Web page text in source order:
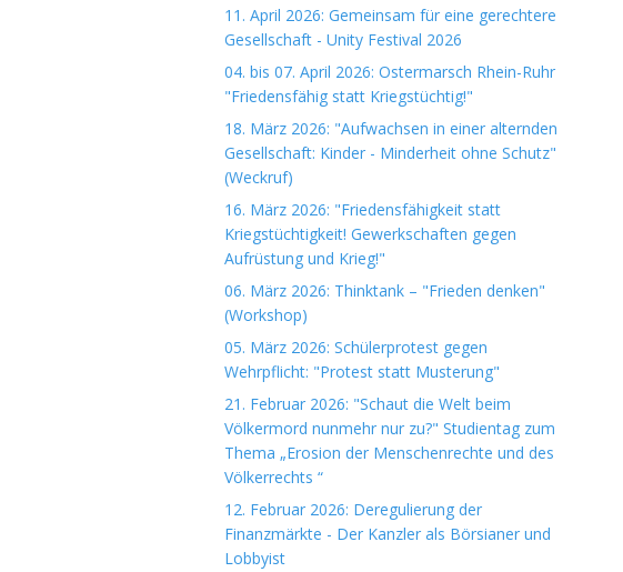
11. April 2026: Gemeinsam für eine gerechtere
Gesellschaft - Unity Festival 2026
04. bis 07. April 2026: Ostermarsch Rhein-Ruhr
"Friedensfähig statt Kriegstüchtig!"
18. März 2026: "Aufwachsen in einer alternden
Gesellschaft: Kinder - Minderheit ohne Schutz"
(Weckruf)
16. März 2026: "Friedensfähigkeit statt
Kriegstüchtigkeit! Gewerkschaften gegen
Aufrüstung und Krieg!"
06. März 2026: Thinktank – "Frieden denken"
(Workshop)
05. März 2026: Schülerprotest gegen
Wehrpflicht: "Protest statt Musterung"
21. Februar 2026: "Schaut die Welt beim
Völkermord nunmehr nur zu?" Studientag zum
Thema „Erosion der Menschenrechte und des
Völkerrechts “
12. Februar 2026: Deregulierung der
Finanzmärkte - Der Kanzler als Börsianer und
Lobbyist